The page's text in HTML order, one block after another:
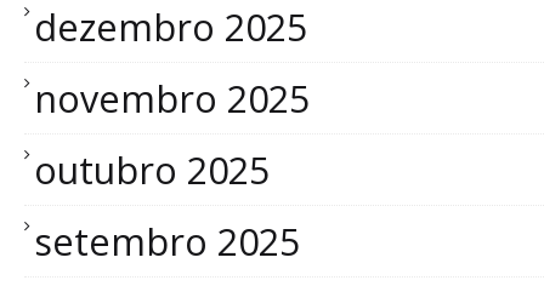
dezembro 2025
novembro 2025
outubro 2025
setembro 2025